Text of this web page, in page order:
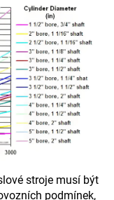
stroje musí být
podmínek,